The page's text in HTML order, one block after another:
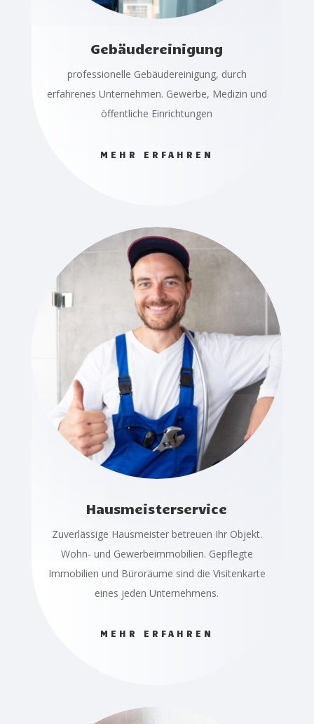
Gebäudereinigung
professionelle Gebäudereinigung, durch
erfahrenes Unternehmen. Gewerbe, Medizin und
öffentliche Einrichtungen
MEHR ERFAHREN
Hausmeisterservice
Zuverlässige Hausmeister betreuen Ihr Objekt.
Wohn- und Gewerbeimmobilien. Gepflegte
Immobilien und Büroräume sind die Visitenkarte
eines jeden Unternehmens.
MEHR ERFAHREN